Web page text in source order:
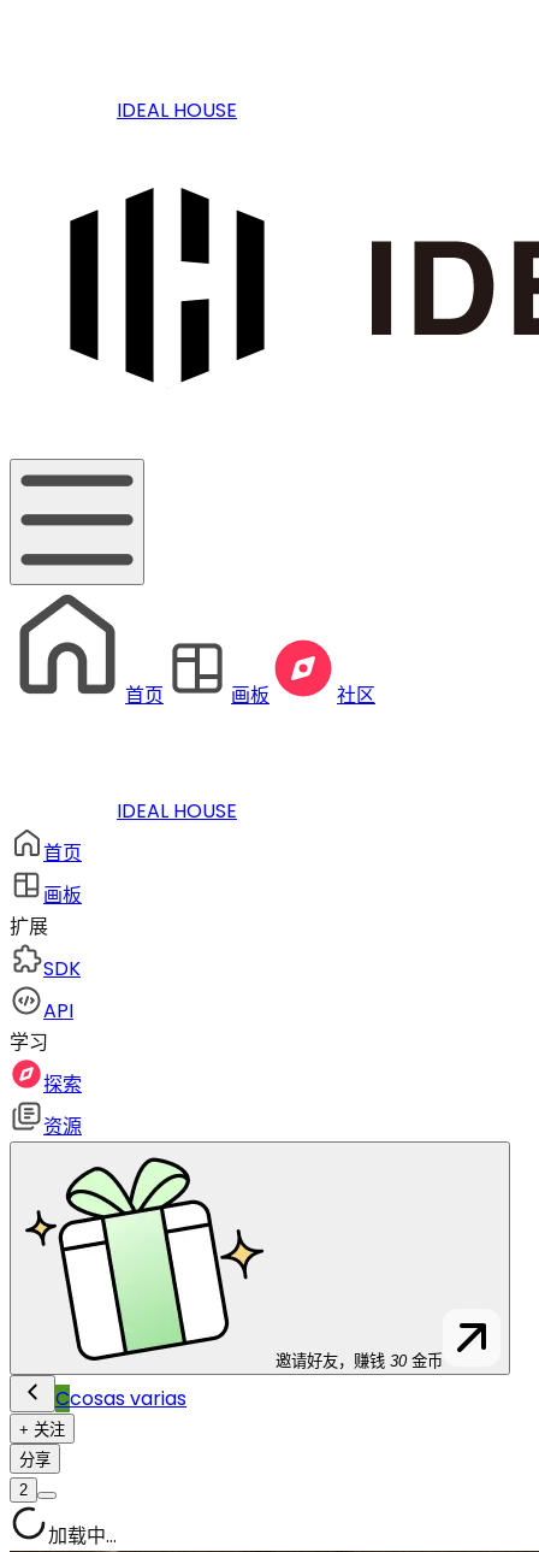
IDEAL HOUSE
首页 画板 社区
IDEAL HOUSE
首页
画板
扩展
SDK
API
学习
探索
资源
邀请好友，赚钱 30 金币
Ccosas varias
+ 关注
分享
2
加载中...